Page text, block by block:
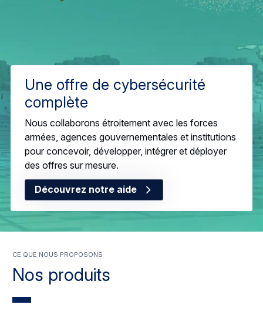
Une offre de cybersécurité
complète
Nous collaborons étroitement avec les forces
armées, agences gouvernementales et institutions
pour concevoir, développer, intégrer et déployer
des offres sur mesure.
Découvrez notre aide
Nos produits
ce que nous proposons